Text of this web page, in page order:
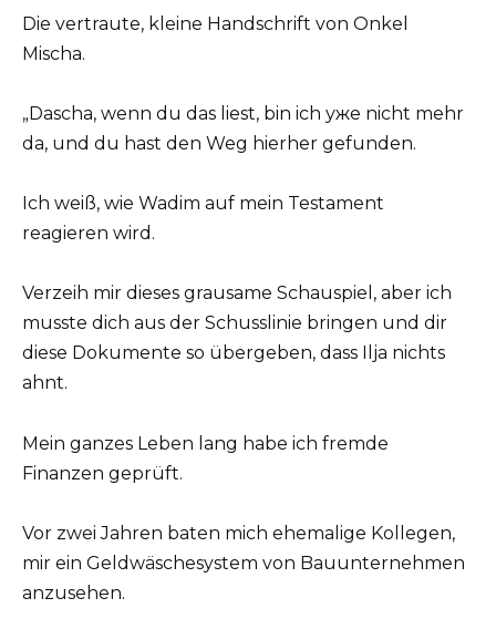
Die vertraute, kleine Handschrift von Onkel
Mischa.
„Dascha, wenn du das liest, bin ich уже nicht mehr
da, und du hast den Weg hierher gefunden.
Ich weiß, wie Wadim auf mein Testament
reagieren wird.
Verzeih mir dieses grausame Schauspiel, aber ich
musste dich aus der Schusslinie bringen und dir
diese Dokumente so übergeben, dass Ilja nichts
ahnt.
Mein ganzes Leben lang habe ich fremde
Finanzen geprüft.
Vor zwei Jahren baten mich ehemalige Kollegen,
mir ein Geldwäschesystem von Bauunternehmen
anzusehen.